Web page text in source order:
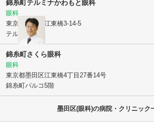
錦糸町テルミナかわもと眼科
眼科
東京都墨田区
江東橋3-14-5
テルミナ4階
錦糸町さくら眼科
眼科
東京都墨田区江東橋4丁目27番14号
錦糸町パルコ5階
墨田区(眼科)の病院・クリニック